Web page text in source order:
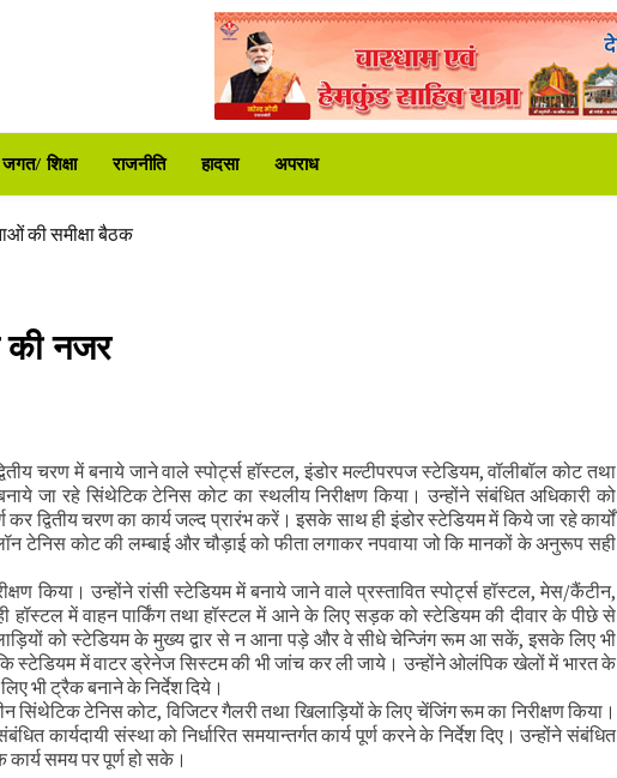
शिक्षा राजनीति हादसा अपराध
समीक्षा की
की समीक्षा बैठक
शिविर शुरू
की समीक्षा की
की समीक्षा बैठक
की नजर
चरण में बनाये जाने वाले स्पोर्ट्स हॉस्टल, इंडोर मल्टीपरपज स्टेडियम, वॉलीबॉल कोट तथा
जा रहे सिंथेटिक टेनिस कोट का स्थलीय निरीक्षण किया। उन्होंने संबंधित अधिकारी को
कर द्वितीय चरण का कार्य जल्द प्रारंभ करें। इसके साथ ही इंडोर स्टेडियम में किये जा रहे कार्यों
टेनिस कोट की लम्बाई और चौड़ाई को फीता लगाकर नपवाया जो कि मानकों के अनुरूप सही
किया। उन्होंने रांसी स्टेडियम में बनाये जाने वाले प्रस्तावित स्पोर्ट्स हॉस्टल, मेस/कैंटीन,
में वाहन पार्किंग तथा हॉस्टल में आने के लिए सड़क को स्टेडियम की दीवार के पीछे से
को स्टेडियम के मुख्य द्वार से न आना पड़े और वे सीधे चेन्जिंग रूम आ सकें, इसके लिए भी
स्टेडियम में वाटर ड्रेनेज सिस्टम की भी जांच कर ली जाये। उन्होंने ओलंपिक खेलों में भारत के
भी ट्रैक बनाने के निर्देश दिये।
सिंथेटिक टेनिस कोट, विजिटर गैलरी तथा खिलाड़ियों के लिए चेंजिंग रूम का निरीक्षण किया।
कार्यदायी संस्था को निर्धारित समयान्तर्गत कार्य पूर्ण करने के निर्देश दिए। उन्होंने संबंधित
कार्य समय पर पूर्ण हो सके।